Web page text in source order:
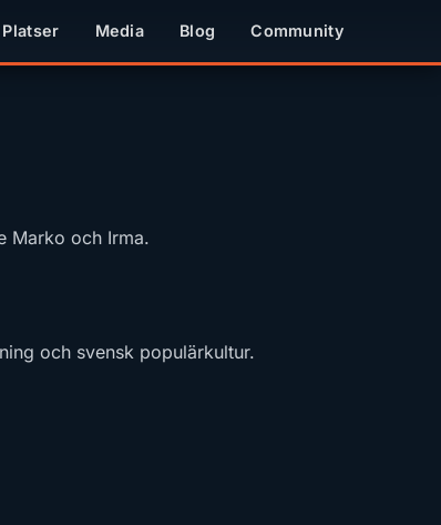
Platser Media Blog Community
Marko och Irma.
och svensk populärkultur.